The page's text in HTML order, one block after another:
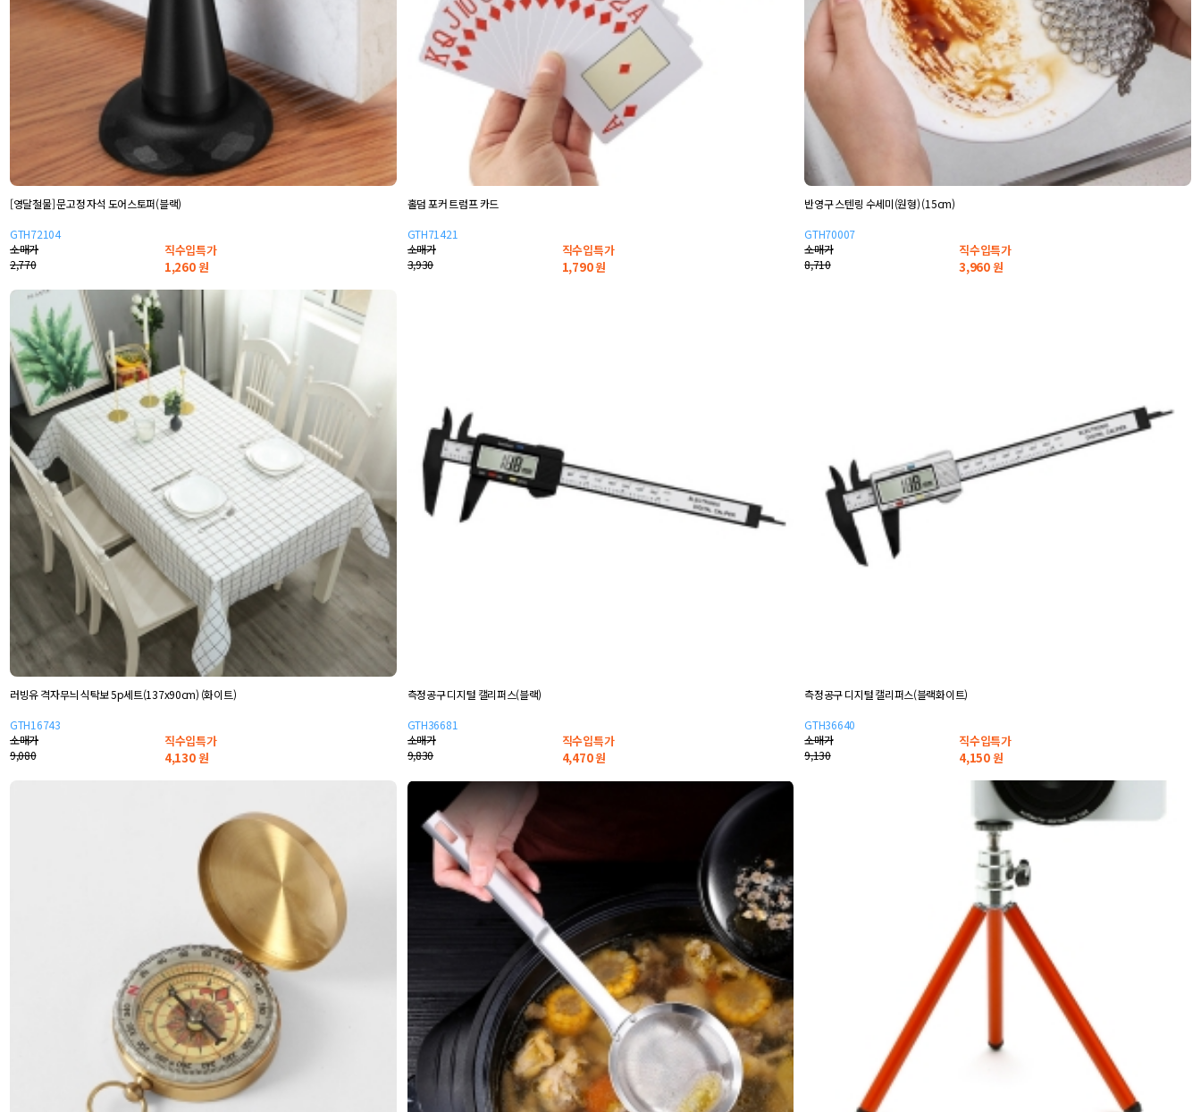
[영달철물] 문고정 자석 도어스토퍼(블랙)
GTH72104
소매가
2,770
직수입특가
1,260원
홀덤 포커 트럼프 카드
GTH71421
소매가
3,930
직수입특가
1,790원
반영구 스텐링 수세미(원형) (15cm)
GTH70007
소매가
8,710
직수입특가
3,960원
러빙유 격자무늬 식탁보 5p세트(137x90cm) (화이트)
GTH16743
소매가
9,080
직수입특가
4,130원
측정공구 디지털 캘리퍼스(블랙)
GTH36681
소매가
9,830
직수입특가
4,470원
측정공구 디지털 캘리퍼스(블랙화이트)
GTH36640
소매가
9,130
직수입특가
4,150원